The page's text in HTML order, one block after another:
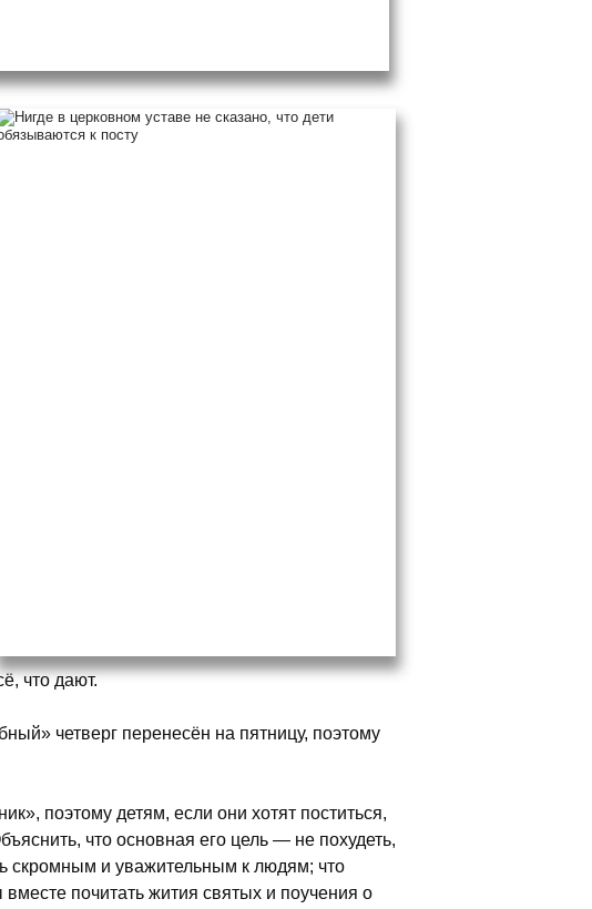
что дают.
четверг перенесён на пятницу, поэтому
поэтому детям, если они хотят поститься,
что основная его цель — не похудеть,
скромным и уважительным к людям; что
почитать жития святых и поучения о